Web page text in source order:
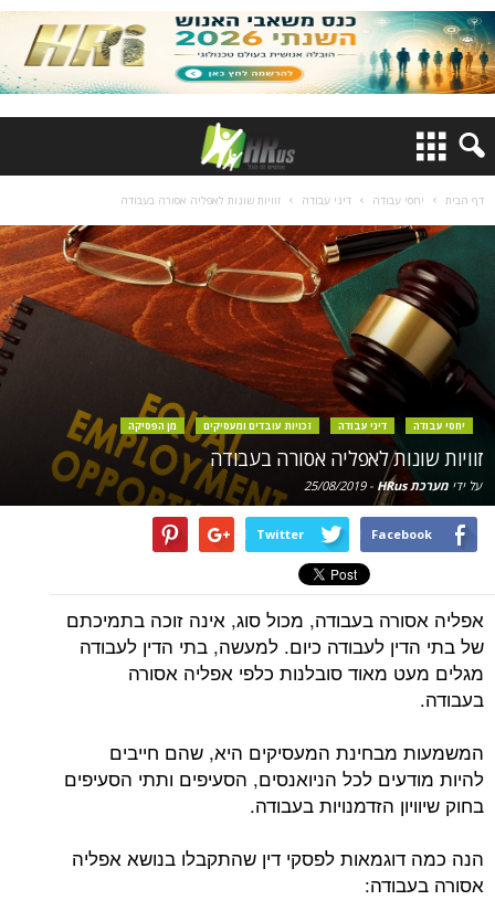
דף הבית יחסי עבודה דיני עבודה זוויות שונות לאפליה אסורה בעבודה
יחסי עבודה דיני עבודה זכויות עובדים ומעסיקים מן הפסיקה
זוויות שונות לאפליה אסורה בעבודה
על ידי מערכת HRus -
25/08/2019
Facebook
Twitter
אפליה אסורה בעבודה, מכול סוג, אינה זוכה בתמיכתם
של בתי הדין לעבודה כיום. למעשה, בתי הדין לעבודה
מגלים מעט מאוד סובלנות כלפי אפליה אסורה
בעבודה.
המשמעות מבחינת המעסיקים היא, שהם חייבים
להיות מודעים לכל הניואנסים, הסעיפים ותתי הסעיפים
בחוק שיוויון הזדמנויות בעבודה.
הנה כמה דוגמאות לפסקי דין שהתקבלו בנושא אפליה
אסורה בעבודה: